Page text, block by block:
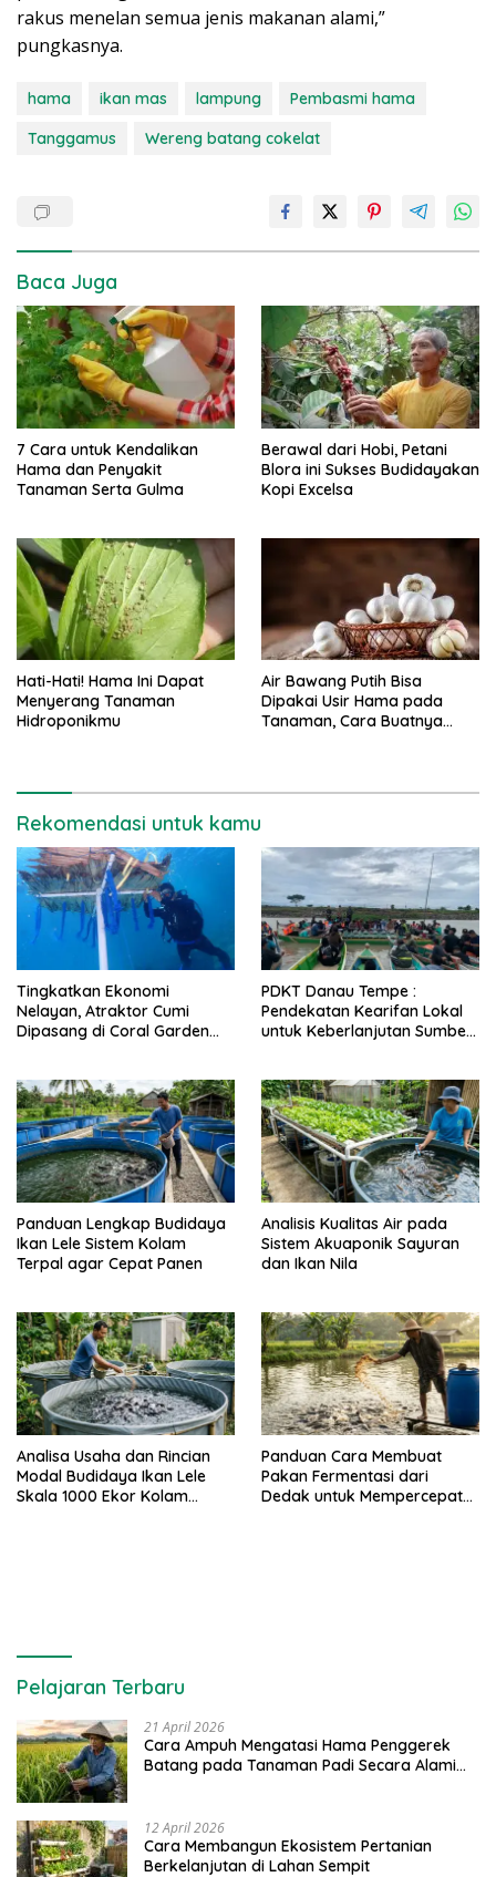
rakus menelan semua jenis makanan alami,”
pungkasnya.
hama ikan mas lampung
Pembasmi hama
Tanggamus
Wereng batang cokelat
Baca Juga
7 Cara untuk Kendalikan
Hama dan Penyakit
Tanaman Serta Gulma
Berawal dari Hobi, Petani
Blora ini Sukses Budidayakan
Kopi Excelsa
Hati-Hati! Hama Ini Dapat
Menyerang Tanaman
Hidroponikmu
Air Bawang Putih Bisa
Dipakai Usir Hama pada
Tanaman, Cara Buatnya
Rekomendasi untuk kamu
Tingkatkan Ekonomi
Nelayan, Atraktor Cumi
Dipasang di Coral Garden
PDKT Danau Tempe :
Pendekatan Kearifan Lokal
untuk Keberlanjutan Sumber
Panduan Lengkap Budidaya
Ikan Lele Sistem Kolam
Terpal agar Cepat Panen
Analisis Kualitas Air pada
Sistem Akuaponik Sayuran
dan Ikan Nila
Analisa Usaha dan Rincian
Modal Budidaya Ikan Lele
Skala 1000 Ekor Kolam
Panduan Cara Membuat
Pakan Fermentasi dari
Dedak untuk Mempercepat
Pelajaran Terbaru
21 April 2026
Cara Ampuh Mengatasi Hama Penggerek
Batang pada Tanaman Padi Secara Alami
12 April 2026
Cara Membangun Ekosistem Pertanian
Berkelanjutan di Lahan Sempit